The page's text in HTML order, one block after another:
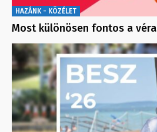
HAZÁNK - KÖZÉLET
Most különösen fontos a